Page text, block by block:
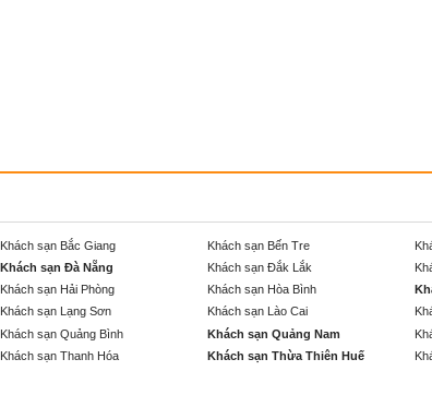
Khách sạn Bắc Giang Khách sạn Bến Tre
Khách sạn Đà Nẵng Khách sạn Đắk Lắk
Khách sạn Hải Phòng Khách sạn Hòa Bình
Khách sạn Lạng Sơn Khách sạn Lào Cai
Khách sạn Quảng Bình Khách sạn Quảng Nam
Khách sạn Thanh Hóa Khách sạn Thừa Thiên Huế